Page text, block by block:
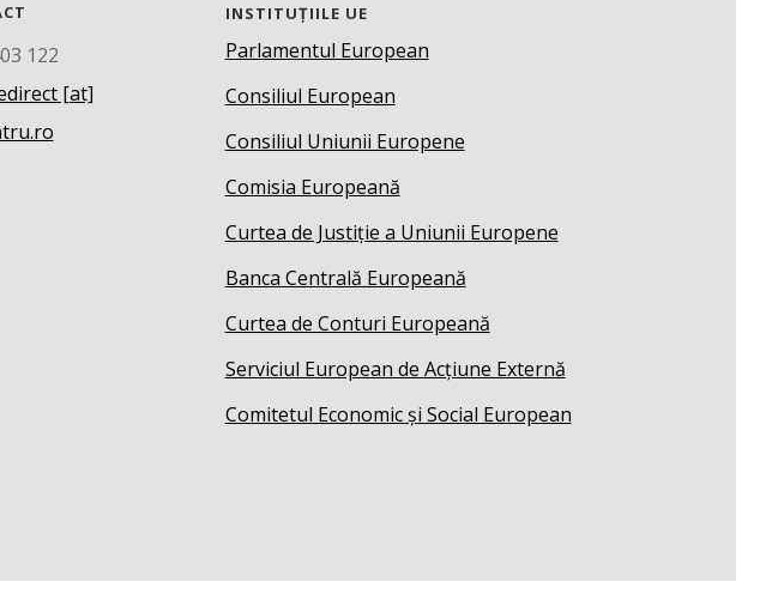
122
[at]
INSTITUȚIILE UE
Parlamentul European
Consiliul European
Consiliul Uniunii Europene
Comisia Europeană
Curtea de Justiție a Uniunii Europene
Banca Centrală Europeană
Curtea de Conturi Europeană
Serviciul European de Acțiune Externă
Comitetul Economic și Social European